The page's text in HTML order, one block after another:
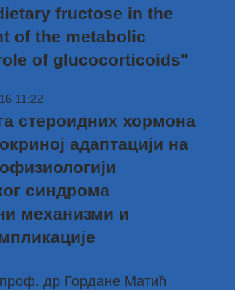
fructose in the
of the metabolic
of glucocorticoids"
11:22
стероидних хормона
адаптацији на
синдрома
механизми и
др Гордане Матић